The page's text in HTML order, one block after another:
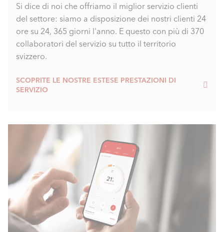
Si dice di noi che offriamo il miglior servizio clienti
del settore: siamo a disposizione dei nostri clienti 24
ore su 24, 365 giorni l'anno. E questo con più di 370
collaboratori del servizio su tutto il territorio
svizzero.
SCOPRITE LE NOSTRE ESTESE PRESTAZIONI DI
SERVIZIO